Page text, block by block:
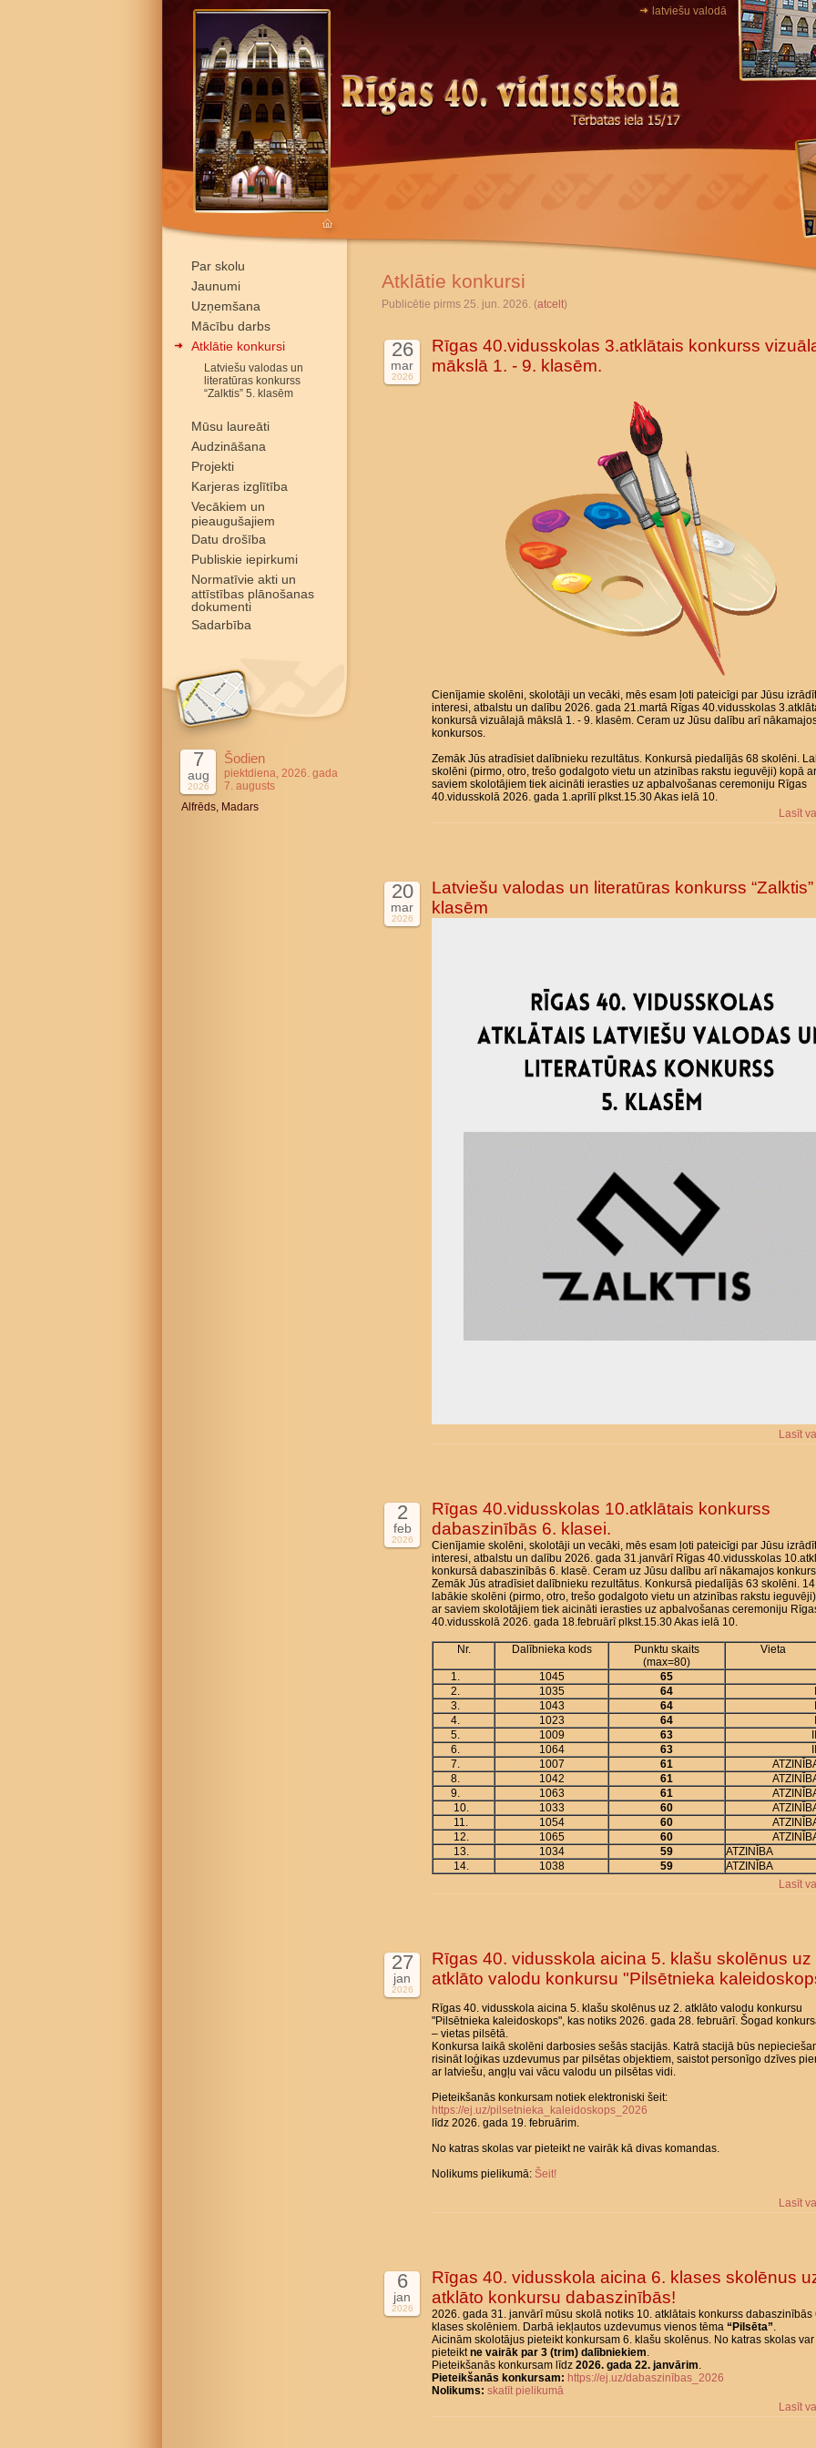
latviešu valodā
Par skolu
Jaunumi
Uzņemšana
Mācību darbs
Atklātie konkursi
Latviešu valodas un
literatūras konkurss
“Zalktis” 5. klasēm
Mūsu laureāti
Audzināšana
Projekti
Karjeras izglītība
Vecākiem un
pieaugušajiem
Datu drošība
Publiskie iepirkumi
Normatīvie akti un
attīstības plānošanas
dokumenti
Sadarbība
7
aug
2026
Šodien
piektdiena, 2026. gada
7. augusts
Alfrēds, Madars
Atklātie konkursi
Publicētie pirms 25. jun. 2026. (atcelt)
26
mar
2026
Rīgas 40.vidusskolas 3.atklātais konkurss
mākslā 1. - 9. klasēm.
Cienījamie skolēni, skolotāji un vecāki, mēs esam ļoti pateicīgi par Jūsu
interesi, atbalstu un dalību 2026. gada 21.martā Rīgas 40.vidusskolas
konkursā vizuālajā mākslā 1. - 9. klasēm. Ceram uz Jūsu dalību arī
konkursos.
Zemāk Jūs atradīsiet dalībnieku rezultātus. Konkursā piedalījās 68 skolēni.
skolēni (pirmo, otro, trešo godalgoto vietu un atzinības rakstu ieguvēji) kopā ar
saviem skolotājiem tiek aicināti ierasties uz apbalvošanas ceremoniju Rīgas
40.vidusskolā 2026. gada 1.aprīlī plkst.15.30 Akas ielā 10.
Lasīt
20
mar
2026
Latviešu valodas un literatūras konkurss
klasēm
Lasīt
2
feb
2026
Rīgas 40.vidusskolas 10.atklātais konkurss
dabaszinībās 6. klasei.
Cienījamie skolēni, skolotāji un vecāki, mēs esam ļoti pateicīgi par Jūsu
interesi, atbalstu un dalību 2026. gada 31.janvārī Rīgas 40.vidusskolas
konkursā dabaszinībās 6. klasē. Ceram uz Jūsu dalību arī nākamajos
Zemāk Jūs atradīsiet dalībnieku rezultātus. Konkursā piedalījās 63 skolēni. 14
labākie skolēni (pirmo, otro, trešo godalgoto vietu un atzinības rakstu
ar saviem skolotājiem tiek aicināti ierasties uz apbalvošanas ceremoniju
40.vidusskolā 2026. gada 18.februārī plkst.15.30 Akas ielā 10.
Nr. Dalībnieka kods
Punktu skaits
(max=80)
Vieta
1. 1045
65
2.
1035 64
3.
1043 64
4.
1023 64
5.
1009 63
6.
1064 63
7.
1007 61
8.
1042 61
9.
1063 61
10.
1033 60
11.
1054 60
12.
1065 60
13.
1034 59
ATZINĪBA
14.
1038 59
ATZINĪBA
Lasīt
27
jan
2026
Rīgas 40. vidusskola aicina 5. klašu skolēnus uz
atklāto valodu konkursu "Pilsētnieka
Rīgas 40. vidusskola aicina 5. klašu skolēnus uz 2. atklāto valodu konkursu
"Pilsētnieka kaleidoskops", kas notiks 2026. gada 28. februārī. Šogad
– vietas pilsētā.
Konkursa laikā skolēni darbosies sešās stacijās. Katrā stacijā būs
risināt loģikas uzdevumus par pilsētas objektiem, saistot personīgo dzīves
ar latviešu, angļu vai vācu valodu un pilsētas vidi.
Pieteikšanās konkursam notiek elektroniski šeit:
https://ej.uz/pilsetnieka_kaleidoskops_2026
līdz 2026. gada 19. februārim.
No katras skolas var pieteikt ne vairāk kā divas komandas.
Nolikums pielikumā: Šeit!
Lasīt
6
jan
2026
Rīgas 40. vidusskola aicina 6. klases skolēnus
atklāto konkursu dabaszinībās!
2026. gada 31. janvārī mūsu skolā notiks 10. atklātais konkurss dabaszinībās
klases skolēniem. Darbā iekļautos uzdevumus vienos tēma “Pilsēta”.
Aicinām skolotājus pieteikt konkursam 6. klašu skolēnus. No katras skolas var
pieteiktne vairāk par 3 (trim) dalībniekiem.
Pieteikšanās konkursam līdz 2026. gada 22. janvārim.
Pieteikšanās konkursam: https://ej.uz/dabaszinības_2026
Nolikums: skatīt pielikumā
Lasīt